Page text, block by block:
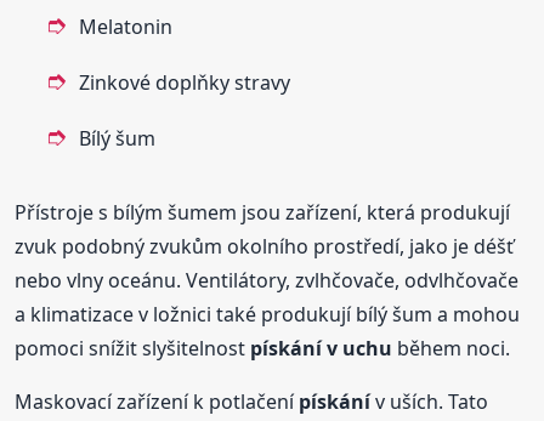
Melatonin
Zinkové doplňky stravy
Bílý šum
Přístroje s bílým šumem jsou zařízení, která produkují
zvuk podobný zvukům okolního prostředí, jako je déšť
nebo vlny oceánu. Ventilátory, zvlhčovače, odvlhčovače
a klimatizace v ložnici také produkují bílý šum a mohou
pomoci snížit slyšitelnost pískánív uchu během noci.
Maskovací zařízení k potlačenípískánív uších. Tato